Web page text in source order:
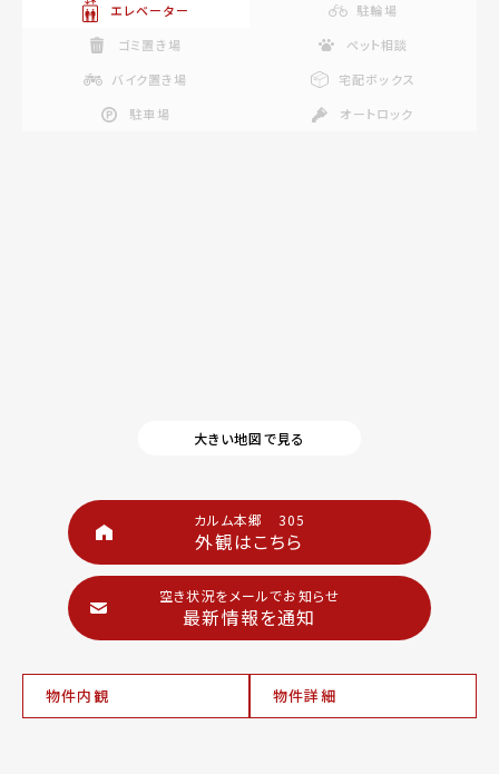
エレベーター
駐輪場
ゴミ置き場
ペット相談
バイク置き場
宅配ボックス
駐車場
オートロック
大きい地図で見る
カルム本郷 305
外観はこちら
空き状況をメールでお知らせ
最新情報を通知
物件内観 物件詳細